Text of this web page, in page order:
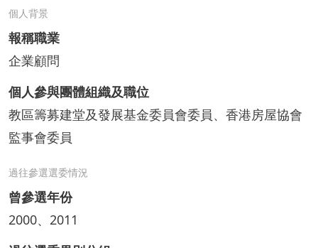
個人背景
報稱職業
企業顧問
個人參與團體組織及職位
教區籌募建堂及發展基金委員會委員、香港房屋協會
監事會委員
過往參選選委情況
曾參選年份
2000、2011